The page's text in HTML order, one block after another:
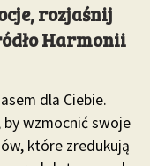
rozjaśnij
Harmonii
dla Ciebie.
wzmocnić swoje
które zredukują